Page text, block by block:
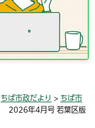
ちば市政だより > ちば市
2026年4月号 若葉区版